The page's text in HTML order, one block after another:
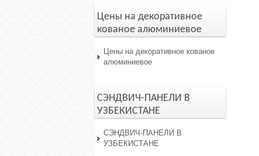
Цены на декоративное
кованое алюминиевое
Цены на декоративное кованое
алюминиевое
СЭНДВИЧ-ПАНЕЛИ В
УЗБЕКИСТАНЕ
СЭНДВИЧ-ПАНЕЛИ В
УЗБЕКИСТАНЕ